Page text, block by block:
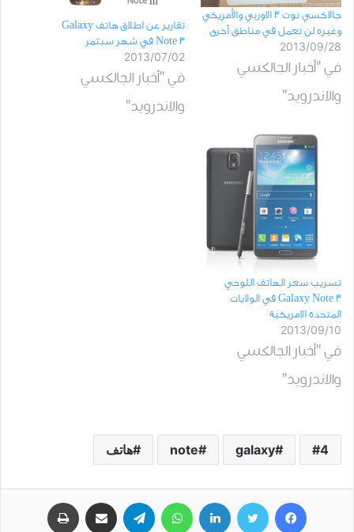
جالاكسي نوت 3 الاوربي والأمريكي
وغيره لن تعمل في مناطق اُخرى
2013/09/28
في "أخبار الجالكسي
والاندرويد"
تقارير عن اطلاق هاتف Galaxy
Note 3 في شهر سبتمر
2013/07/02
في "أخبار الجالكسي
والاندرويد"
تسريب سعر الهاتف اللوحي
Galaxy Note 3 في الولايات
المتحدة الامريكية
2013/09/10
في "أخبار الجالكسي
والاندرويد"
4
galaxy
note هاتف
فيسبوك تويتر لينكدإن واتساب تيلقرام مشاركة عبر البريد